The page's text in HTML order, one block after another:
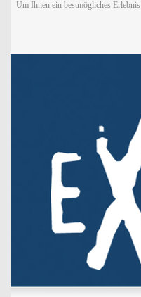
Um Ihnen ein bestmögliches